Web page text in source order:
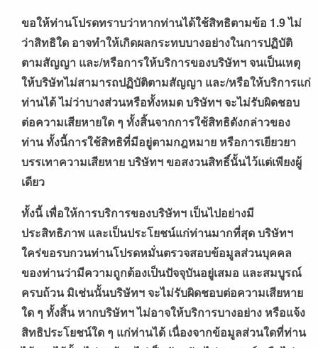
ขอให้ท่านโปรดทราบว่าหากท่านได้ใช้สิทธิตามข้อ 1.9ไม่
ว่าสิทธิใด อาจทำให้เกิดผลกระทบบางอย่างในการปฏิบัติ
ตามสัญญา และ/หรือการให้บริการของบริษัทฯจนเป็นเหตุ
ให้บริษัทไม่สามารถปฏิบัติตามสัญญา และ/หรือให้บริการแก่
ท่านได้ไม่ว่าบางส่วนหรือทั้งหมดบริษัทฯจะไม่รับผิดชอบ
ต่อความเสียหายใด ๆ ทั้งสิ้นจากการใช้สิทธิดังกล่าวของ
ท่านทั้งนี้การใช้สิทธิที่มีอยู่ตามกฎหมาย หรือการเยียวยา
บรรเทาความเสียหายบริษัทฯขอสงวนสิทธิ์นั้นไว้แต่เพียงผู้
เดียว
ทั้งนี้ เพื่อให้การบริการของบริษัทฯ เป็นไปอย่างมี
ประสิทธิภาพ และเป็นประโยชน์แก่ท่านมากที่สุดบริษัทฯ
ใคร่ขอรบกวนท่านโปรดหมั่นตรวจสอบข้อมูลส่วนบุคคล
ของท่านว่ามีความถูกต้องเป็นปัจจุบันอยู่เสมอ และสมบูรณ์
ครบถ้วน มิเช่นนั้นบริษัทฯจะไม่รับผิดชอบต่อความเสียหาย
ใด ๆ ทั้งสิ้น หากบริษัทฯไม่อาจให้บริการบางอย่าง หรือแจ้ง
สิทธิประโยชน์ใด ๆ แก่ท่านได้ เนื่องจากข้อมูลส่วนใดที่ท่าน